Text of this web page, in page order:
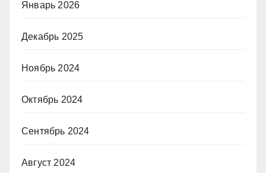
Январь 2026
Декабрь 2025
Ноябрь 2024
Октябрь 2024
Сентябрь 2024
Август 2024